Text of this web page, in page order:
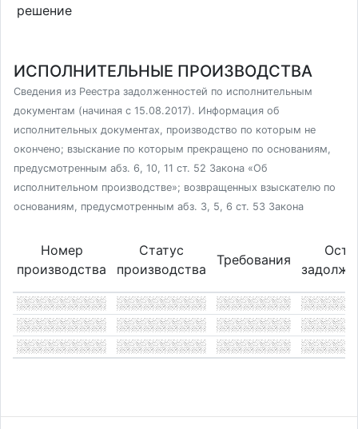
решение
ИСПОЛНИТЕЛЬНЫЕ ПРОИЗВОДСТВА
Сведения из Реестра задолженностей по исполнительным
документам (начиная с 15.08.2017). Информация об
исполнительных документах, производство по которым не
окончено; взыскание по которым прекращено по основаниям,
предусмотренным абз. 6, 10, 11 ст. 52 Закона «Об
исполнительном производстве»; возвращенных взыскателю по
основаниям, предусмотренным абз. 3, 5, 6 ст. 53 Закона
Номер
производства
Статус
производства
Требования